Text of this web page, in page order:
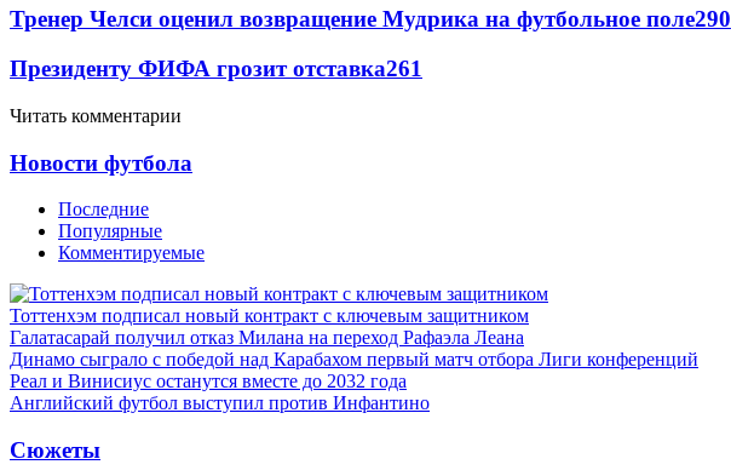
Тренер Челси оценил возвращение Мудрика на футбольное поле290
Президенту ФИФА грозит отставка261
Читать комментарии
Новости футбола
Последние
Популярные
Комментируемые
Тоттенхэм подписал новый контракт с ключевым защитником
Галатасарай получил отказ Милана на переход Рафаэла Леана
Динамо сыграло с победой над Карабахом первый матч отбора Лиги конференций
Реал и Винисиус останутся вместе до 2032 года
Английский футбол выступил против Инфантино
Сюжеты